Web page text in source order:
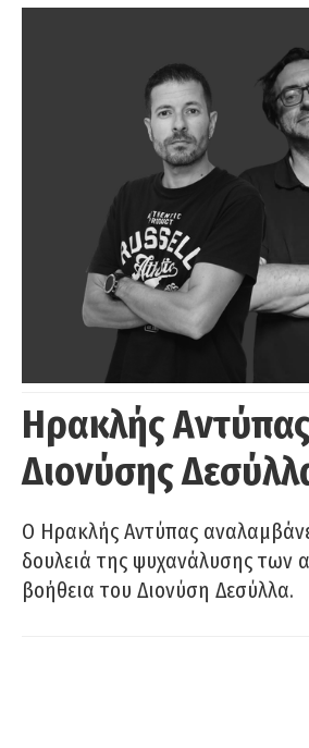
Ηρακλής
Διονύσης
Ο Ηρακλής Αντύπας
δουλειά της ψυχανάλυσης των
βοήθεια του Διονύση Δεσύλλα.